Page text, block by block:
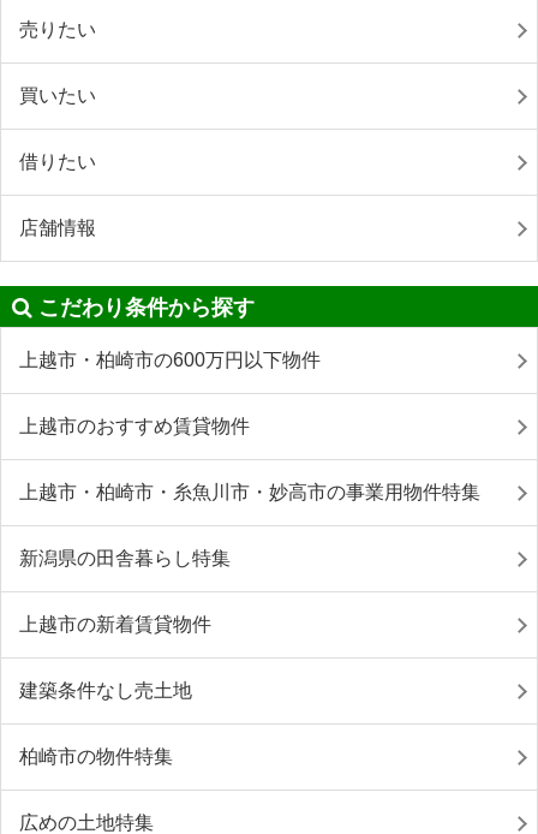
売りたい
買いたい
借りたい
店舗情報
こだわり条件から探す
上越市・柏崎市の600万円以下物件
上越市のおすすめ賃貸物件
上越市・柏崎市・糸魚川市・妙高市の事業用物件特集
新潟県の田舎暮らし特集
上越市の新着賃貸物件
建築条件なし売土地
柏崎市の物件特集
広めの土地特集